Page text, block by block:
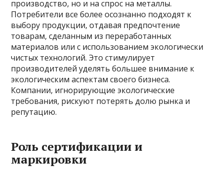
производство, но и на спрос на металлы.
Потребители все более осознанно подходят к
выбору продукции, отдавая предпочтение
товарам, сделанным из переработанных
материалов или с использованием экологически
чистых технологий. Это стимулирует
производителей уделять большее внимание к
экологическим аспектам своего бизнеса.
Компании, игнорирующие экологические
требования, рискуют потерять долю рынка и
репутацию.
Роль сертификации и
маркировки